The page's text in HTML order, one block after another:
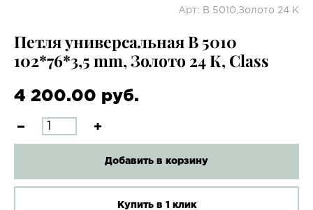
Арт: B 5010,Золото 24 К
Петля универсальная B 5010
102*76*3,5 mm, Золото 24 К, Class
4 200.00 руб.
Добавить в корзину
Купить в 1 клик